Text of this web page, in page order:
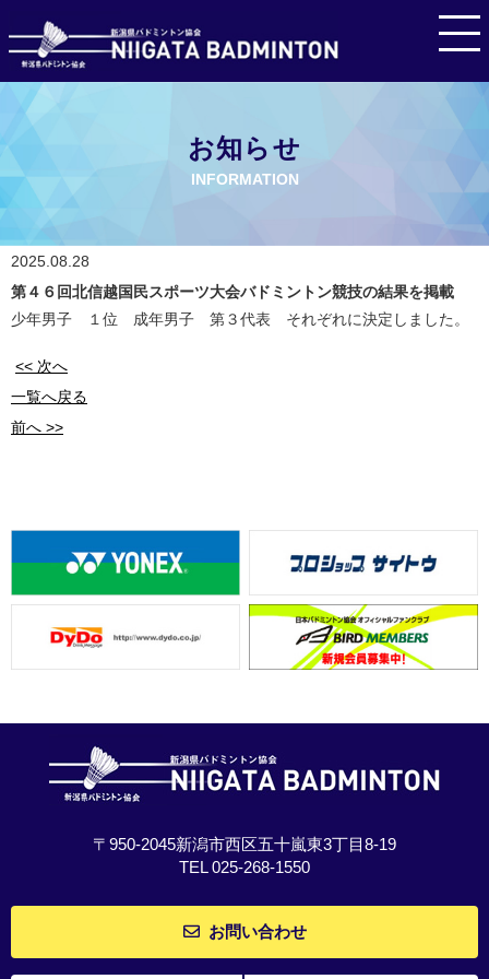
お知らせ
INFORMATION
2025.08.28
第４６回北信越国民スポーツ大会バドミントン競技の結果を掲載
少年男子 １位 成年男子 第３代表 それぞれに決定しました。
<< 次へ
一覧へ戻る
前へ >>
〒950-2045新潟市西区五十嵐東3丁目8-19
TEL 025-268-1550
お問い合わせ